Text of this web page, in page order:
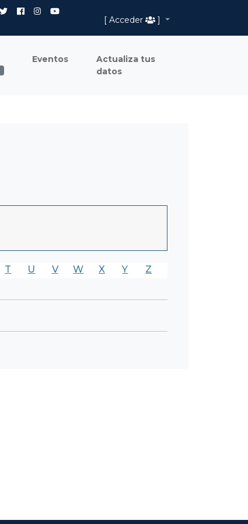
[ Acceder
]
Eventos
Actualiza tus
datos
T U V W X Y Z